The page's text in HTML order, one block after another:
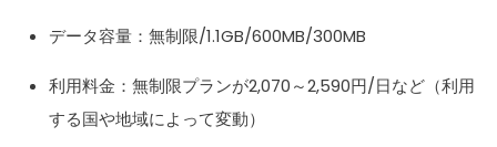
データ容量：無制限/1.1GB/600MB/300MB
利用料金：無制限プランが2,070～2,590円/日など（利用
する国や地域によって変動）